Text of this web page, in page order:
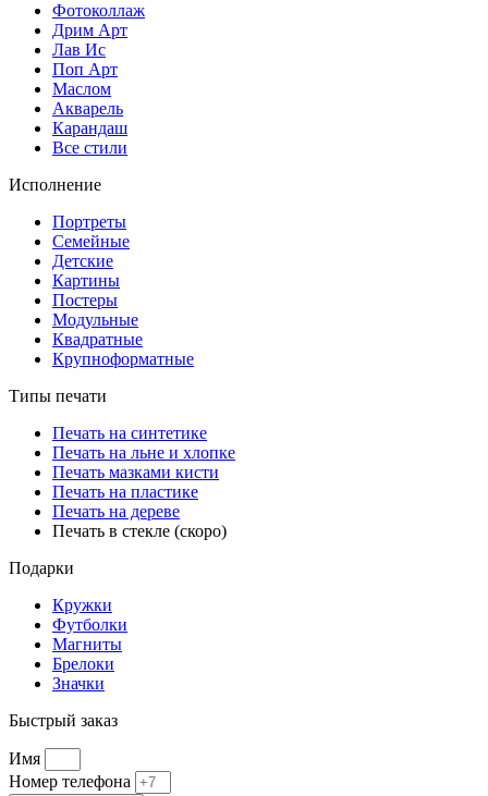
Фотоколлаж
Дрим Арт
Лав Ис
Поп Арт
Маслом
Акварель
Карандаш
Все стили
Исполнение
Портреты
Семейные
Детские
Картины
Постеры
Модульные
Квадратные
Крупноформатные
Типы печати
Печать на синтетике
Печать на льне и хлопке
Печать мазками кисти
Печать на пластике
Печать на дереве
Печать в стекле (скоро)
Подарки
Кружки
Футболки
Магниты
Брелоки
Значки
Быстрый заказ
Имя
Номер телефона